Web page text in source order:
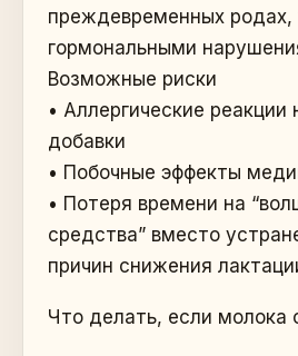
преждевременных
гормональными
Возможные риски
• Аллергические реакции
добавки
• Побочные эффекты
• Потеря времени на
средства” вместо
причин снижения
Что делать, если молока